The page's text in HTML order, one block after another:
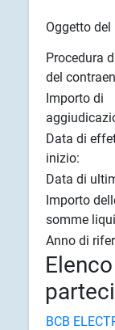
Oggetto del
Procedura
del
Importo di
Data di
inizio:
Data di
Importo
somme
Anno di
BCB